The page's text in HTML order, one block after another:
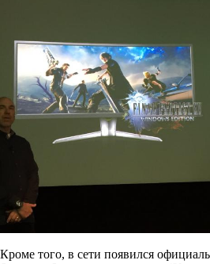
Кроме того, в сети появился